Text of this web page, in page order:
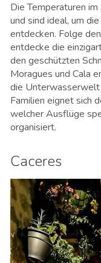
Die Temperaturen
und sind ideal, um die
entdecken. Folge
entdecke die
den geschützten
Moragues und Cala
die Unterwasserwelt
Familien eignet sich
welcher Ausflüge
organisiert.
Caceres